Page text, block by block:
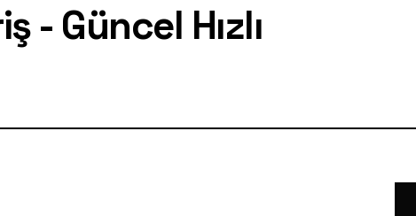
- Güncel Hızlı